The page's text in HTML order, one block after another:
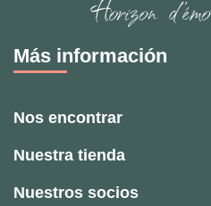
Más información
Nos encontrar
Nuestra tienda
Nuestros socios